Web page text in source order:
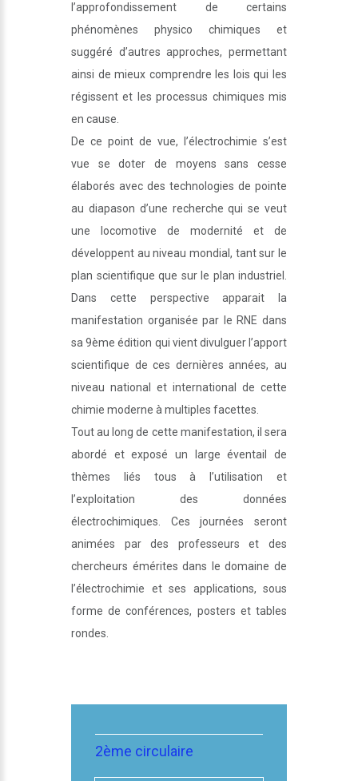
l’approfondissement de certains
phénomènes physico chimiques et
suggéré d’autres approches, permettant
ainsi de mieux comprendre les lois qui les
régissent et les processus chimiques mis
en cause.
De ce point de vue, l’électrochimie s’est
vue se doter de moyens sans cesse
élaborés avec des technologies de pointe
au diapason d’une recherche qui se veut
une locomotive de modernité et de
développent au niveau mondial, tant sur le
plan scientifique que sur le plan industriel.
Dans cette perspective apparait la
manifestation organisée par le RNE dans
sa 9ème édition qui vient divulguer l’apport
scientifique de ces dernières années, au
niveau national et international de cette
chimie moderne à multiples facettes.
Tout au long de cette manifestation, il sera
abordé et exposé un large éventail de
thèmes liés tous à l’utilisation et
l’exploitation des données
électrochimiques. Ces journées seront
animées par des professeurs et des
chercheurs émérites dans le domaine de
l’électrochimie et ses applications, sous
forme de conférences, posters et tables
rondes.
2ème circulaire